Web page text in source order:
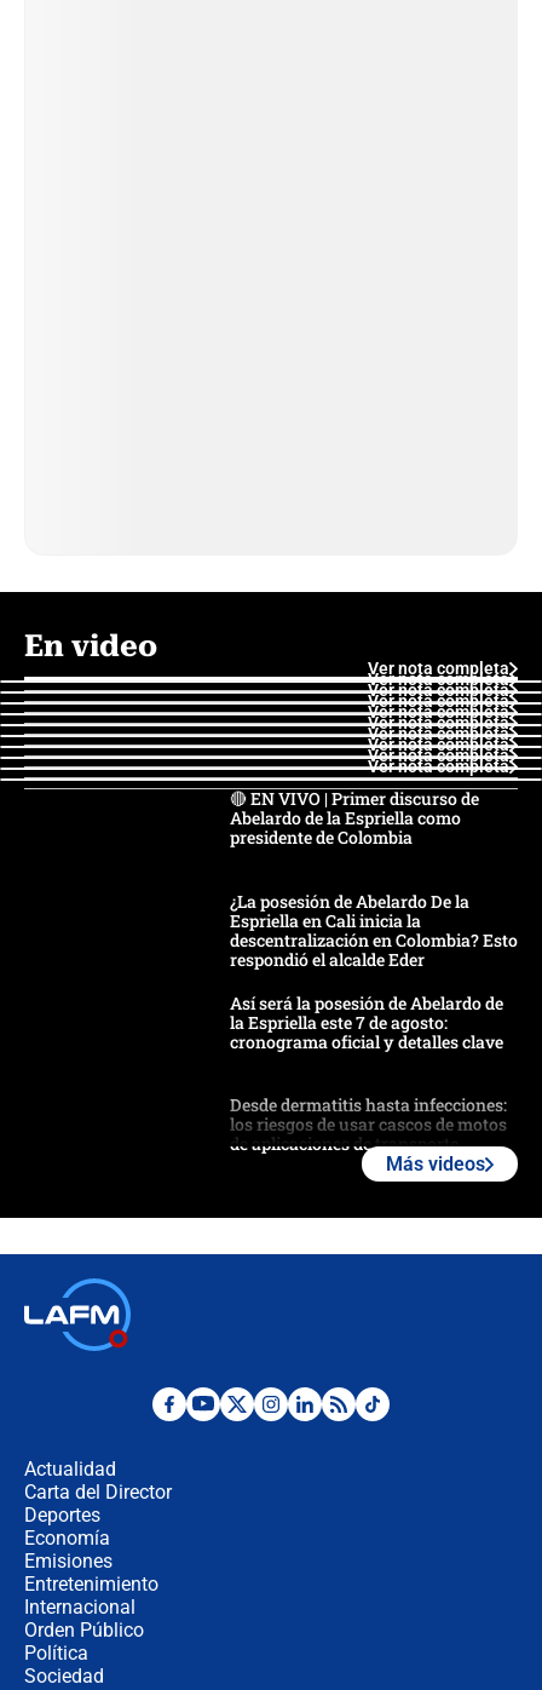
En video
Ver nota completa
Ver nota completa
Ver nota completa
Ver nota completa
Ver nota completa
Ver nota completa
Ver nota completa
Ver nota completa
Ver nota completa
Ver nota completa
🔴 EN VIVO | Primer discurso de
Abelardo de la Espriella como
presidente de Colombia
¿La posesión de Abelardo De la
Espriella en Cali inicia la
descentralización en Colombia? Esto
respondió el alcalde Eder
Así será la posesión de Abelardo de
la Espriella este 7 de agosto:
cronograma oficial y detalles clave
Desde dermatitis hasta infecciones:
los riesgos de usar cascos de motos
de aplicaciones de transporte
Posesión de Abelardo De La Espriella
Más videos
Actualidad
Carta del Director
Deportes
Economía
Emisiones
Entretenimiento
Internacional
Orden Público
Política
Sociedad